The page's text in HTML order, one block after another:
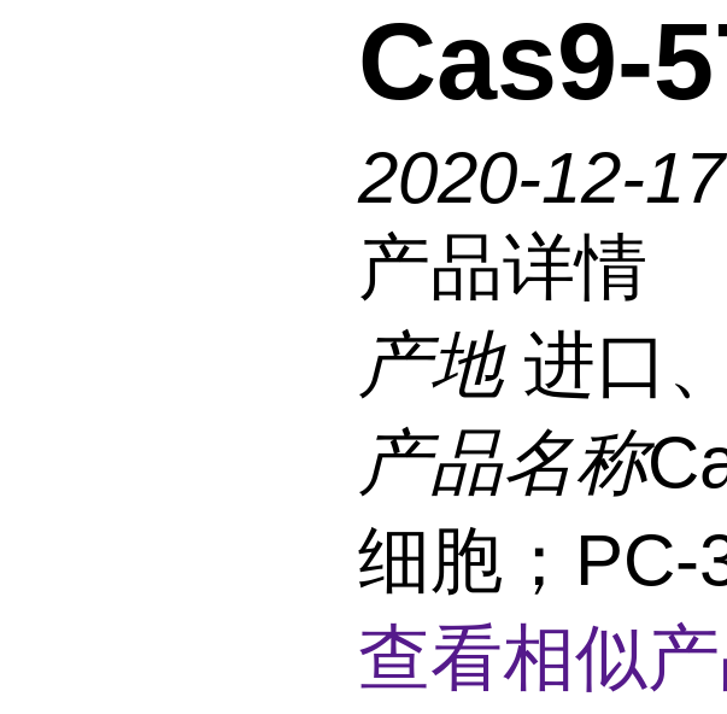
Cas9-
2020-12-17
产品详情
产地 进口
产品名称
细胞；PC-
查看相似